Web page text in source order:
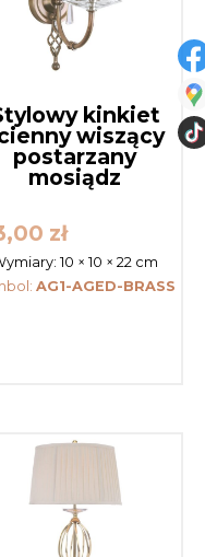
kinkiet
wiszący
postarzany
mosiądz
zł
10 × 10 × 22 cm
AG1-AGED-BRASS